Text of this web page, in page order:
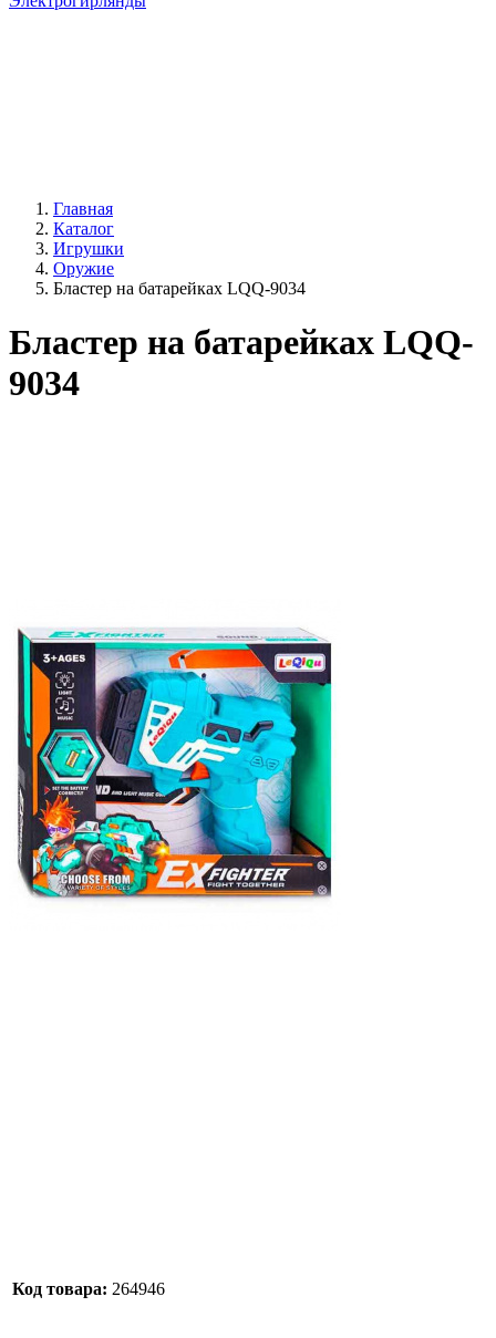
Главная
Каталог
Игрушки
Оружие
Бластер на батарейках LQQ-9034
Бластер на батарейках LQQ-
9034
Код товара: 264946